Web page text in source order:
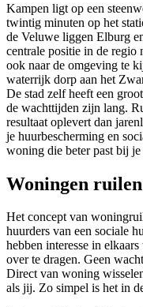
Kampen ligt op een
twintig minuten op het
de Veluwe liggen Elburg
centrale positie in de
ook naar de omgeving te
waterrijk dorp aan het
De stad zelf heeft een
de wachttijden zijn lang.
resultaat oplevert dan
je huurbescherming en
woning die beter past bij
Woningen
Het concept van
huurders van een sociale
hebben interesse in
over te dragen. Geen
Direct van woning
als jij. Zo simpel is het in